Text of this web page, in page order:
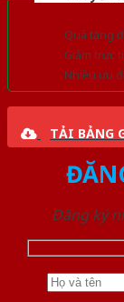
Quà tặng
Giảm trực
Nhiều ưu
TẢI BẢNG
Đăng ký